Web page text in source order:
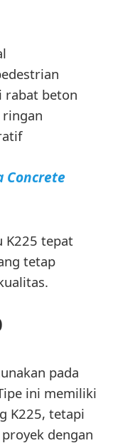
beton
Concrete
K225 tepat
tetap
pada
ini memiliki
K225, tetapi
dengan